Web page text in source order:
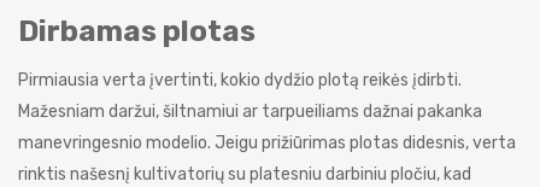
Dirbamas plotas
Pirmiausia verta įvertinti, kokio dydžio plotą reikės įdirbti.
Mažesniam daržui, šiltnamiui ar tarpueiliams dažnai pakanka
manevringesnio modelio. Jeigu prižiūrimas plotas didesnis, verta
rinktis našesnį kultivatorių su platesniu darbiniu pločiu, kad